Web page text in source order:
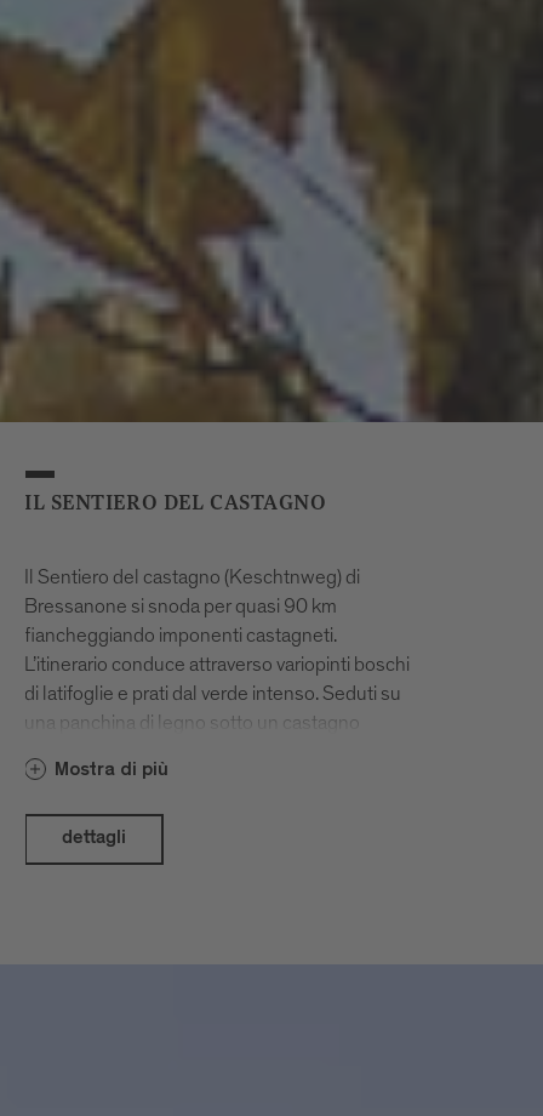
IL SENTIERO DEL CASTAGNO
Il Sentiero del castagno (Keschtnweg) di
Bressanone si snoda per quasi 90 km
fiancheggiando imponenti castagneti.
L’itinerario conduce attraverso variopinti boschi
di latifoglie e prati dal verde intenso. Seduti su
una panchina di legno sotto un castagno
Bressanone. Le numerose osterie contadine
(Buschenschank) lungo il sentiero invitano a
scoprire la tradizione del Törggelen, tipica
dell’Alto Adige in ottobre e novembre.
Mostra di più
dettagli